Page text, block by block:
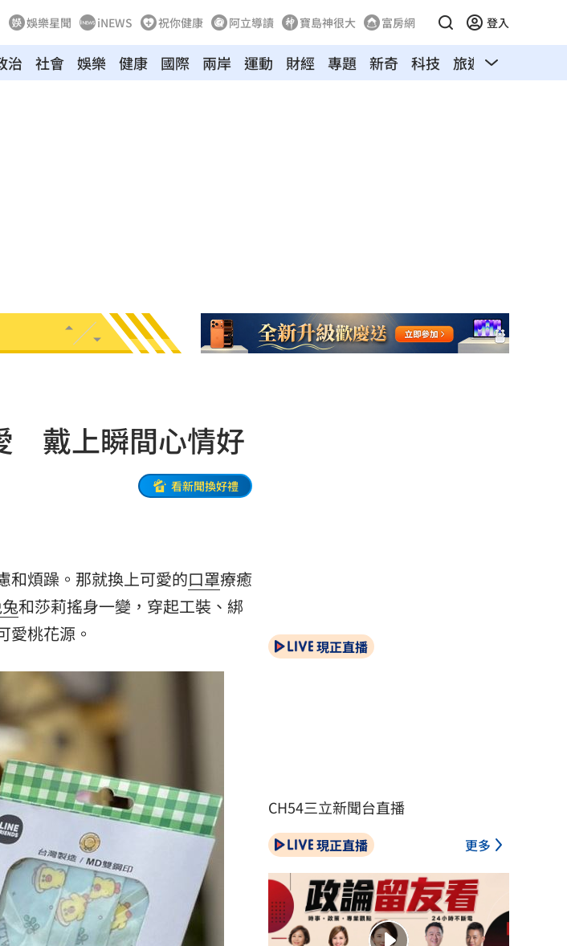
娛樂星聞 iNEWS 祝你健康 阿立導讀 寶島神很大 富房網 登入
治 社會 娛樂 健康 國際 兩岸 運動 財經 專題 新奇 科技 旅遊 汽車
戴上瞬間心情好
看新聞換好禮
和煩躁。那就換上可愛的口罩療癒
和莎莉搖身一變， 穿起工裝、綁
愛桃花源。
現正直播
CH54三立新聞台直播
現正直播 更多